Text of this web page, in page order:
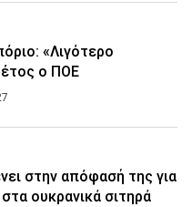
«Λιγότερο
ο ΠΟΕ
στην απόφασή της για
ουκρανικά σιτηρά